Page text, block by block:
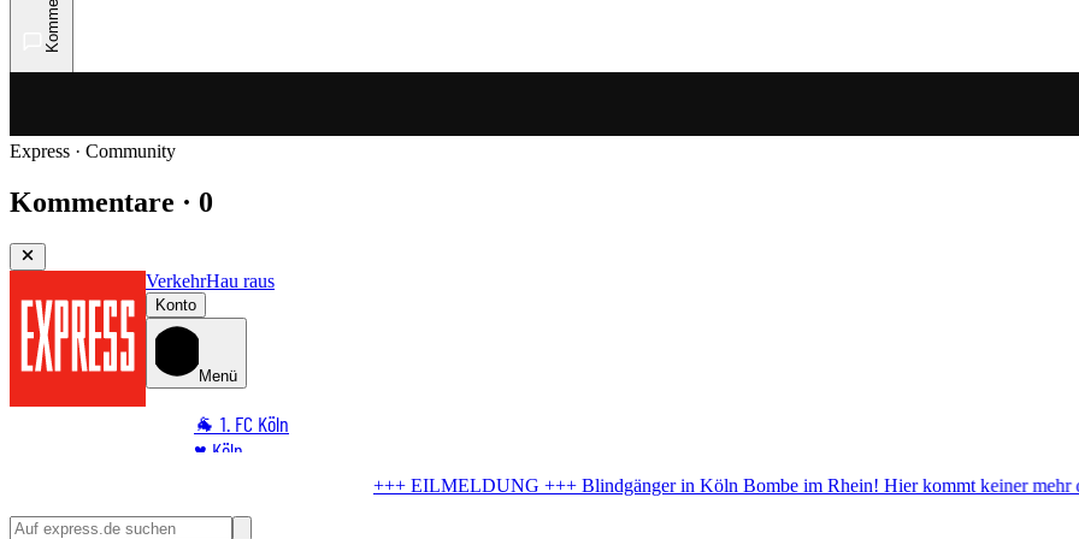
Express · Community
Kommentare · 0
VerkehrHau raus
Konto
Menü
🐐 1. FC Köln
♥️ Köln
🏆 Sport
Bombe im Rhein! Hier kommt keiner mehr durch